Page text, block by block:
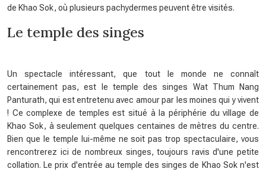
de Khao Sok, où plusieurs pachydermes peuvent être visités.
Le temple des singes
Un spectacle intéressant, que tout le monde ne connaît
certainement pas, est le temple des singes Wat Thum Nang
Panturath, qui est entretenu avec amour par les moines qui y vivent
! Ce complexe de temples est situé à la périphérie du village de
Khao Sok, à seulement quelques centaines de mètres du centre.
Bien que le temple lui-même ne soit pas trop spectaculaire, vous
rencontrerez ici de nombreux singes, toujours ravis d'une petite
collation. Le prix d'entrée au temple des singes de Khao Sok n'est